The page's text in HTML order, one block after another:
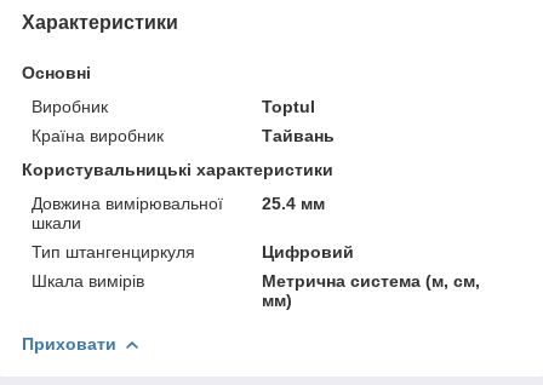
Характеристики
Основні
Виробник
Toptul
Країна виробник
Тайвань
Користувальницькі характеристики
Довжина вимірювальної
шкали
25.4 мм
Тип штангенциркуля
Цифровий
Шкала вимірів
Метрична система (м, см,
мм)
Приховати